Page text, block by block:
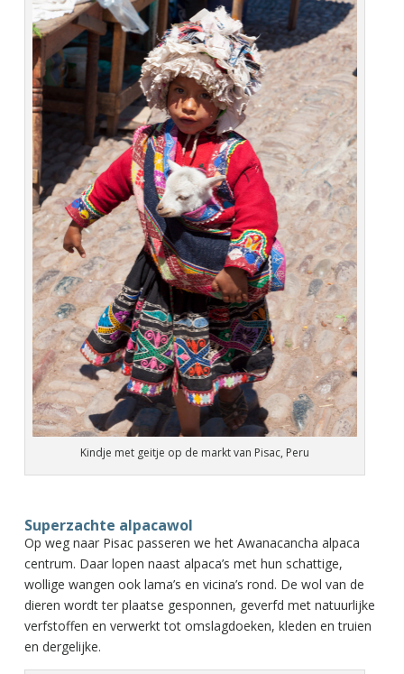
Kindje met geitje op de markt van Pisac, Peru
Superzachte alpacawol
Op weg naar Pisac passeren we het Awanacancha alpaca
centrum. Daar lopen naast alpaca’s met hun schattige,
wollige wangen ook lama’s en vicina’s rond. De wol van de
dieren wordt ter plaatse gesponnen, geverfd met natuurlijke
verfstoffen en verwerkt tot omslagdoeken, kleden en truien
en dergelijke.